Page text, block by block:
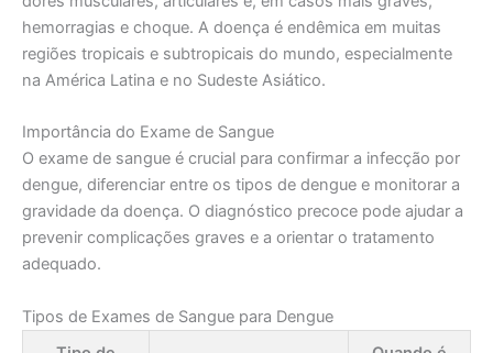
hemorragias e choque. A doença é endêmica em muitas
regiões tropicais e subtropicais do mundo, especialmente
na América Latina e no Sudeste Asiático.
Importância do Exame de Sangue
O exame de sangue é crucial para confirmar a infecção por
dengue, diferenciar entre os tipos de dengue e monitorar a
gravidade da doença. O diagnóstico precoce pode ajudar a
prevenir complicações graves e a orientar o tratamento
adequado.
Tipos de Exames de Sangue para Dengue